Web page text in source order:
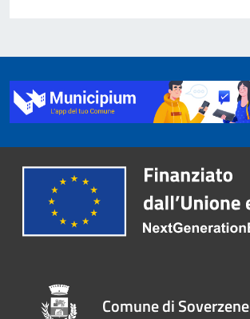
Comune di Soverzene